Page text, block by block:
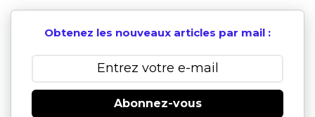
Obtenez les nouveaux articles par mail :
Abonnez-vous